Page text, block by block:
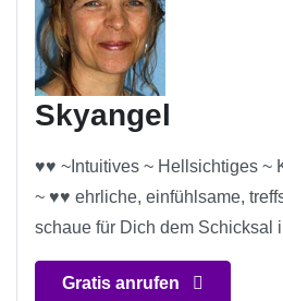
Skyangel
♥♥ ~Intuitives ~ Hellsichtiges ~
~ ♥♥ ehrliche, einfühlsame,
schaue für Dich dem Schicksal
Gratis anrufen